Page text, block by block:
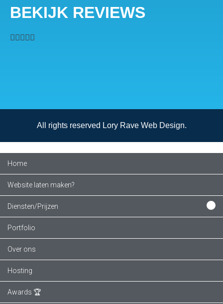
BEKIJK REVIEWS

All rights reserved Lory Rave Web Design.
Home
Website laten maken?
Diensten/Prijzen
Portfolio
Over ons
Hosting
Awards 🏆